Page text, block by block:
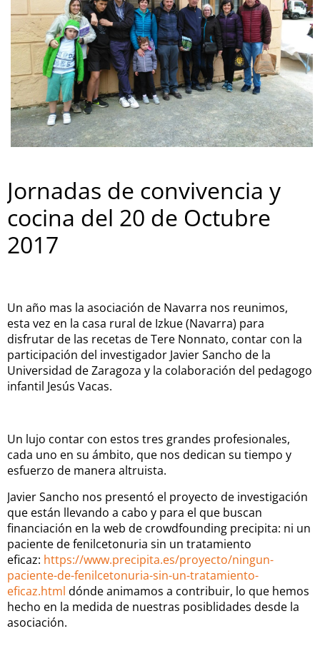
Jornadas de convivencia y
cocina del 20 de Octubre
2017
Un año mas la asociación de Navarra nos reunimos,
esta vez en la casa rural de Izkue (Navarra) para
disfrutar de las recetas de Tere Nonnato, contar con la
participación del investigador Javier Sancho de la
Universidad de Zaragoza y la colaboración del pedagogo
infantil Jesús Vacas.
Un lujo contar con estos tres grandes profesionales,
cada uno en su ámbito, que nos dedican su tiempo y
esfuerzo de manera altruista.
Javier Sancho nos presentó el proyecto de investigación
que están llevando a cabo y para el que buscan
financiación en la web de crowdfounding precipita: ni un
paciente de fenilcetonuria sin un tratamiento
eficaz: https://www.precipita.es/proyecto/ningun-
paciente-de-fenilcetonuria-sin-un-tratamiento-
eficaz.html dónde animamos a contribuir, lo que hemos
hecho en la medida de nuestras posiblidades desde la
asociación.